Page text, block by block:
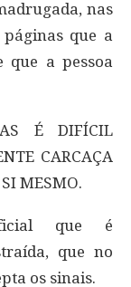
nas
que a
que a pessoa
É DIFÍCIL
CARCAÇA
MESMO.
que é
que no
os sinais.